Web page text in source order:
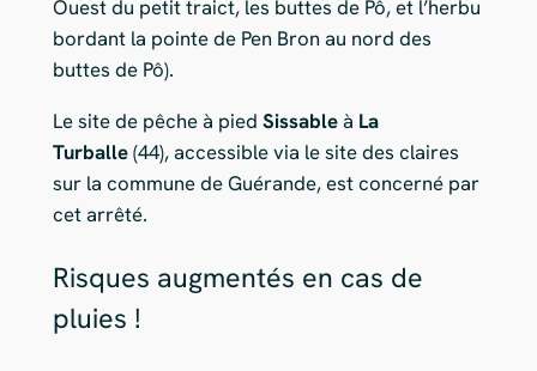
Ouest du petit traict, les buttes de Pô, et l’herbu
bordant la pointe de Pen Bron au nord des
buttes de Pô).
Le site de pêche à pied Sissableà La
Turballe(44), accessible via le site des claires
sur la commune de Guérande, est concerné par
cet arrêté.
Risques augmentés en cas de
pluies !